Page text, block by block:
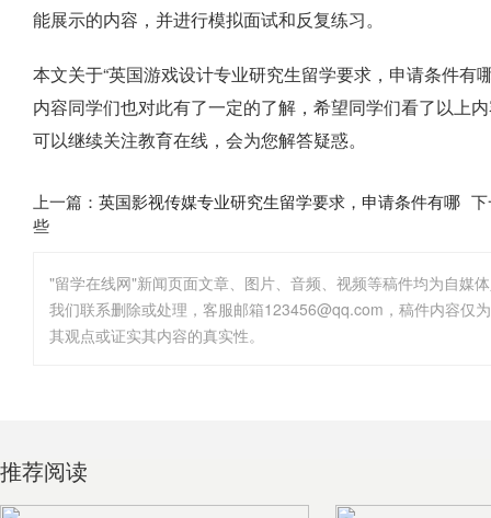
能展示的内容，并进行模拟面试和反复练习。
本文关于“英国游戏设计专业研究生留学要求，申请条件
内容同学们也对此有了一定的了解，希望同学们看了以上
可以继续关注教育在线，会为您解答疑惑。
上一篇： 英国影视传媒专业研究生留学要求，申请条件有哪
些
"留学在线网"新闻页面文章、图片、音频、视频等稿件均为自媒
其观点或证实其内容的真实性。
推荐阅读